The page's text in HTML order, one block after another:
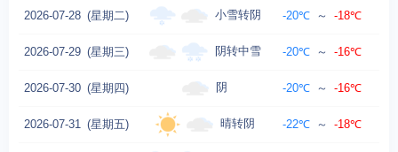
2026-07-28 (星期二) 小雪转阴 -20℃ ～ -18℃
2026-07-29 (星期三) 阴转中雪 -20℃ ～ -16℃
2026-07-30 (星期四) 阴 -20℃ ～ -16℃
2026-07-31 (星期五) 晴转阴 -22℃ ～ -18℃